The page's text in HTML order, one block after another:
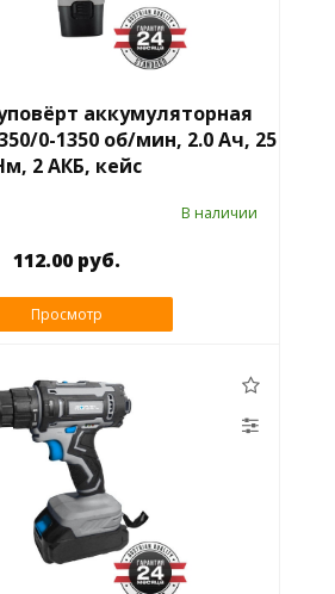
аккумуляторная
350/0-1350 об/мин, 2.0 Ач, 25
2 АКБ, кейс
В наличии
112.00 руб.
Просмотр